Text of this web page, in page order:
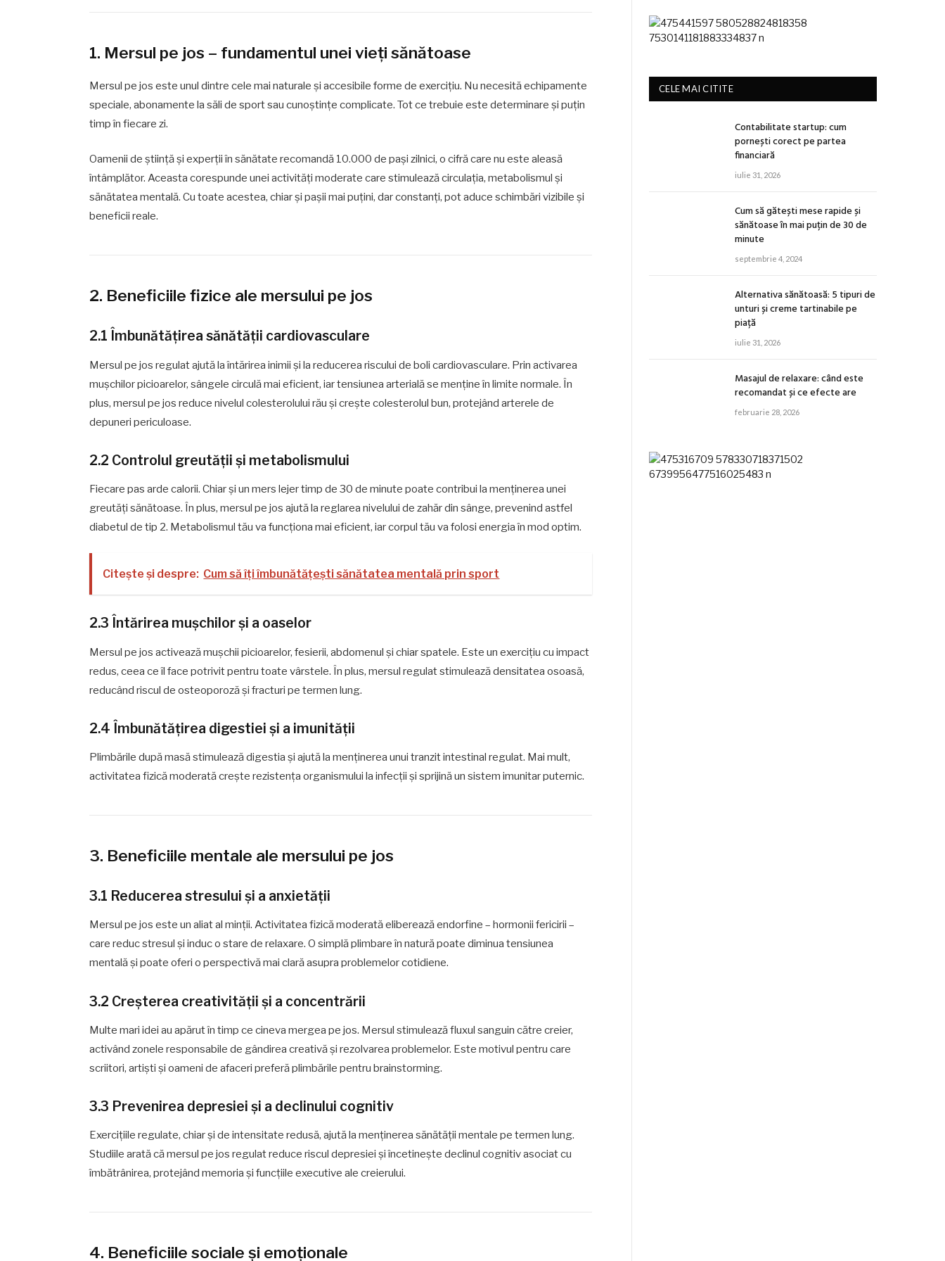
1. Mersul pe jos – fundamentul unei vieți sănătoase
Mersul pe jos este unul dintre cele mai naturale și accesibile forme de exercițiu. Nu necesită echipamente
speciale, abonamente la săli de sport sau cunoștințe complicate. Tot ce trebuie este determinare și puțin
timp în fiecare zi.
Oamenii de știință și experții în sănătate recomandă 10.000 de pași zilnici, o cifră care nu este aleasă
întâmplător. Aceasta corespunde unei activități moderate care stimulează circulația, metabolismul și
sănătatea mentală. Cu toate acestea, chiar și pașii mai puțini, dar constanți, pot aduce schimbări vizibile și
beneficii reale.
2. Beneficiile fizice ale mersului pe jos
2.1 Îmbunătățirea sănătății cardiovasculare
Mersul pe jos regulat ajută la întărirea inimii și la reducerea riscului de boli cardiovasculare. Prin activarea
mușchilor picioarelor, sângele circulă mai eficient, iar tensiunea arterială se menține în limite normale. În
plus, mersul pe jos reduce nivelul colesterolului rău și crește colesterolul bun, protejând arterele de
depuneri periculoase.
2.2 Controlul greutății și metabolismului
Fiecare pas arde calorii. Chiar și un mers lejer timp de 30 de minute poate contribui la menținerea unei
greutăți sănătoase. În plus, mersul pe jos ajută la reglarea nivelului de zahăr din sânge, prevenind astfel
diabetul de tip 2. Metabolismul tău va funcționa mai eficient, iar corpul tău va folosi energia în mod optim.
Citește și despre: Cum să îți îmbunătățești sănătatea mentală prin sport
2.3 Întărirea mușchilor și a oaselor
Mersul pe jos activează mușchii picioarelor, fesierii, abdomenul și chiar spatele. Este un exercițiu cu impact
redus, ceea ce îl face potrivit pentru toate vârstele. În plus, mersul regulat stimulează densitatea osoasă,
reducând riscul de osteoporoză și fracturi pe termen lung.
2.4 Îmbunătățirea digestiei și a imunității
Plimbările după masă stimulează digestia și ajută la menținerea unui tranzit intestinal regulat. Mai mult,
activitatea fizică moderată crește rezistența organismului la infecții și sprijină un sistem imunitar puternic.
3. Beneficiile mentale ale mersului pe jos
3.1 Reducerea stresului și a anxietății
Mersul pe jos este un aliat al minții. Activitatea fizică moderată eliberează endorfine – hormonii fericirii –
care reduc stresul și induc o stare de relaxare. O simplă plimbare în natură poate diminua tensiunea
mentală și poate oferi o perspectivă mai clară asupra problemelor cotidiene.
3.2 Creșterea creativității și a concentrării
Multe mari idei au apărut în timp ce cineva mergea pe jos. Mersul stimulează fluxul sanguin către creier,
activând zonele responsabile de gândirea creativă și rezolvarea problemelor. Este motivul pentru care
scriitori, artiști și oameni de afaceri preferă plimbările pentru brainstorming.
3.3 Prevenirea depresiei și a declinului cognitiv
Exercițiile regulate, chiar și de intensitate redusă, ajută la menținerea sănătății mentale pe termen lung.
Studiile arată că mersul pe jos regulat reduce riscul depresiei și încetinește declinul cognitiv asociat cu
îmbătrânirea, protejând memoria și funcțiile executive ale creierului.
4. Beneficiile sociale și emoționale
CELE MAI CITITE
Contabilitate startup: cum
pornești corect pe partea
financiară
iulie 31, 2026
Cum să gătești mese rapide și
sănătoase în mai puțin de 30 de
minute
septembrie 4, 2024
Alternativa sănătoasă: 5 tipuri de
unturi și creme tartinabile pe
piață
iulie 31, 2026
Masajul de relaxare: când este
recomandat și ce efecte are
februarie 28, 2026